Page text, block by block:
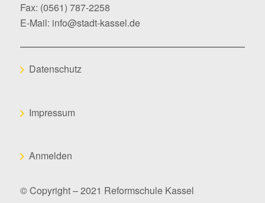
Fax: (0561) 787-2258
E-Mail: info@stadt-kassel.de
Datenschutz
Impressum
Anmelden
© Copyright – 2021 Reformschule Kassel